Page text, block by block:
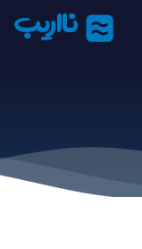
نااریب